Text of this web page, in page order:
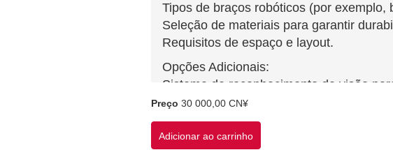
Tipos de braços robóticos (por
Seleção de materiais para garantir
Requisitos de espaço e layout.
Opções Adicionais:
Sistema de reconhecimento de visão
de qualidade.
Sistema automático de troca de paletes.
Soluções personalizadas adaptadas às
Preço 30 000,00 CN¥
Adicionar ao carrinho